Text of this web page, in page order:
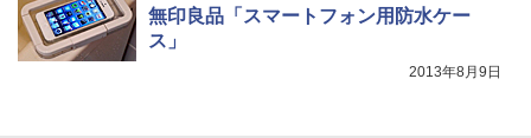
無印良品「スマートフォン用防水ケー
ス」
2013年8月9日